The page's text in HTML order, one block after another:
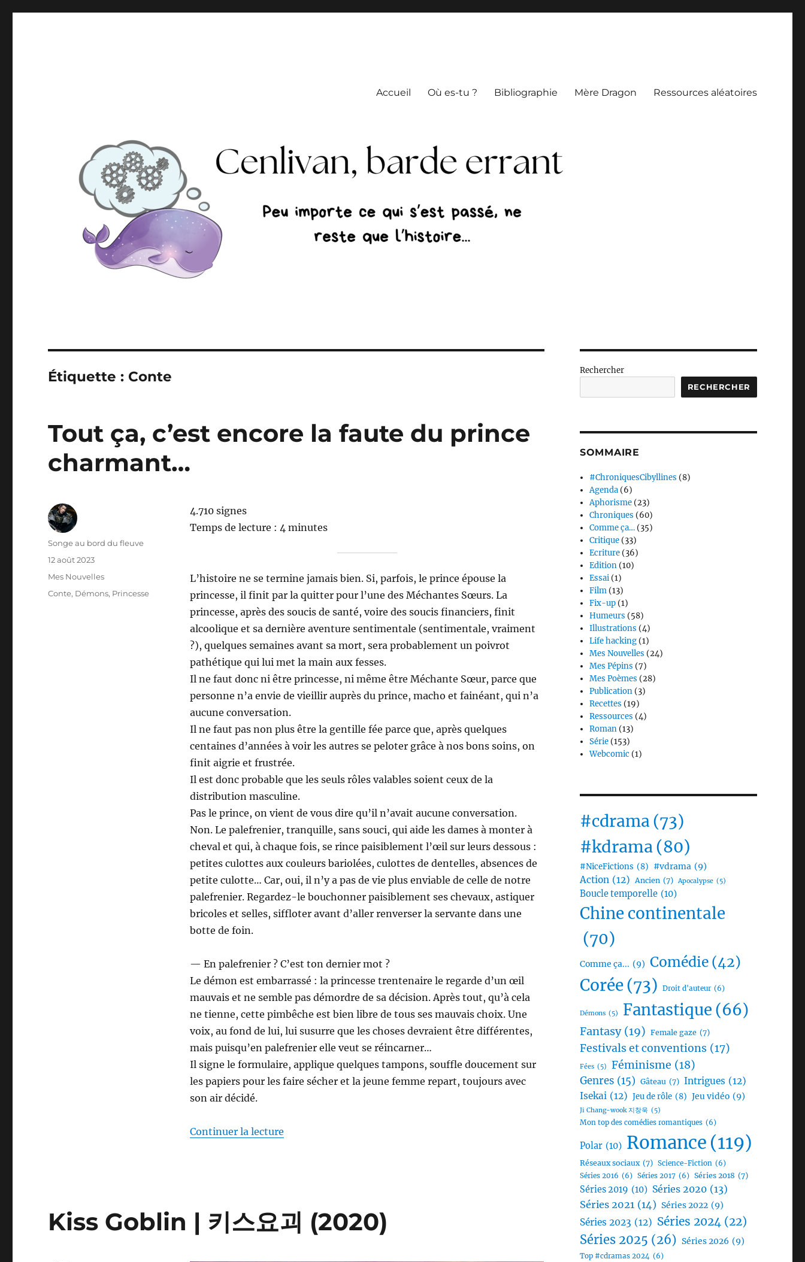
Accueil Où es-tu ? Bibliographie Mère Dragon Ressources aléatoires
Étiquette : Conte
Tout ça, c’est encore la faute du prince
charmant…
4.710 signes
Temps de lecture : 4 minutes
L’histoire ne se termine jamais bien. Si, parfois, le prince épouse la
princesse, il finit par la quitter pour l’une des Méchantes Sœurs. La
princesse, après des soucis de santé, voire des soucis financiers, finit
alcoolique et sa dernière aventure sentimentale (sentimentale, vraiment
?), quelques semaines avant sa mort, sera probablement un poivrot
pathétique qui lui met la main aux fesses.
Il ne faut donc ni être princesse, ni même être Méchante Sœur, parce que
personne n’a envie de vieillir auprès du prince, macho et fainéant, qui n’a
aucune conversation.
Il ne faut pas non plus être la gentille fée parce que, après quelques
centaines d’années à voir les autres se peloter grâce à nos bons soins, on
finit aigrie et frustrée.
Il est donc probable que les seuls rôles valables soient ceux de la
distribution masculine.
Pas le prince, on vient de vous dire qu’il n’avait aucune conversation.
Non. Le palefrenier, tranquille, sans souci, qui aide les dames à monter à
cheval et qui, à chaque fois, se rince paisiblement l’œil sur leurs dessous :
petites culottes aux couleurs bariolées, culottes de dentelles, absences de
petite culotte… Car, oui, il n’y a pas de vie plus enviable de celle de notre
palefrenier. Regardez-le bouchonner paisiblement ses chevaux, astiquer
bricoles et selles, siffloter avant d’aller renverser la servante dans une
botte de foin.
— En palefrenier ? C’est ton dernier mot ?
Le démon est embarrassé : la princesse trentenaire le regarde d’un œil
mauvais et ne semble pas démordre de sa décision. Après tout, qu’à cela
ne tienne, cette pimbêche est bien libre de tous ses mauvais choix. Une
voix, au fond de lui, lui susurre que les choses devraient être différentes,
mais puisqu’en palefrenier elle veut se réincarner…
Il signe le formulaire, applique quelques tampons, souffle doucement sur
les papiers pour les faire sécher et la jeune femme repart, toujours avec
son air décidé.
Continuer la lecturede « Tout ça, c’est encore la faute du prince charmant… »
Auteur
Songe au bord du fleuve
Publié
12 août 2023
Catégories
Mes Nouvelles
Étiquettes
Conte, Démons, Princesse
Kiss Goblin | 키스요괴 (2020)
Rechercher
RECHERCHER
SOMMAIRE
#ChroniquesCibyllines (8)
Agenda (6)
Aphorisme (23)
Chroniques (60)
Comme ça… (35)
Critique (33)
Ecriture (36)
Edition (10)
Essai (1)
Film (13)
Fix-up (1)
Humeurs (58)
Illustrations (4)
Life hacking (1)
Mes Nouvelles (24)
Mes Pépins (7)
Mes Poèmes (28)
Publication (3)
Recettes (19)
Ressources (4)
Roman (13)
Série (153)
Webcomic (1)
#cdrama (73)
#kdrama(80)
#NiceFictions (8) #vdrama (9)
Action (12) Ancien (7) Apocalypse (5)
Boucle temporelle (10)
Chine continentale
(70)
Comme ça... (9) Comédie (42)
Corée(73) Droit d'auteur (6)
Démons (5) Fantastique (66)
Fantasy (19) Female gaze (7)
Festivals et conventions (17)
Fées (5) Féminisme (18)
Genres (15) Gâteau (7) Intrigues (12)
Isekai (12) Jeu de rôle (8) Jeu vidéo (9)
Ji Chang-wook 지창욱 (5)
Mon top des comédies romantiques (6)
Polar (10) Romance (119)
Réseaux sociaux (7) Science-Fiction (6)
Séries 2016 (6) Séries 2017 (6) Séries 2018 (7)
Séries 2019 (10) Séries 2020 (13)
Séries 2021 (14) Séries 2022 (9)
Séries 2023 (12) Séries 2024 (22)
Séries 2025 (26) Séries 2026 (9)
Top #cdramas 2024 (6)